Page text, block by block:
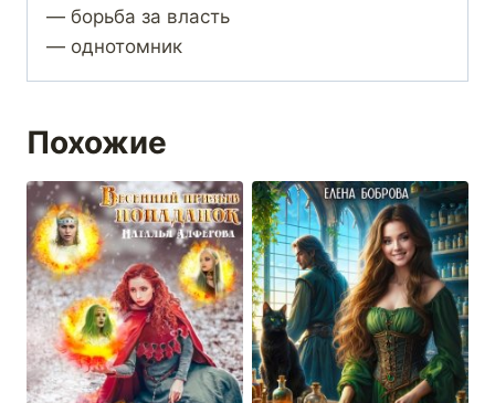
— борьба за власть
— однотомник
Похожие